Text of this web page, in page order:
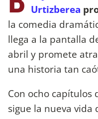
Urtizberea
la comedia
llega a la pantalla
abril y promete
una historia tan
Con ocho capítulos
sigue la nueva vida